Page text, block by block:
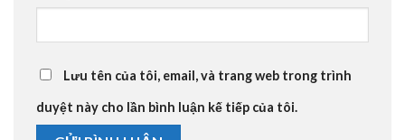
Lưu tên của tôi, email, và trang web trong trình
duyệt này cho lần bình luận kế tiếp của tôi.